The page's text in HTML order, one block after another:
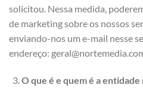
solicitou. Nessa medida,
de marketing sobre os nossos
enviando-nos um e-mail nesse
endereço:
O que é e quem é a